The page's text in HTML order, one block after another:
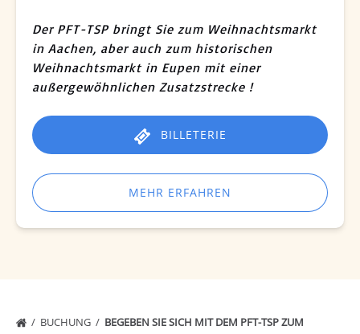
Der PFT-TSP bringt Sie zum Weihnachtsmarkt
in Aachen, aber auch zum historischen
Weihnachtsmarkt in Eupen mit einer
außergewöhnlichen Zusatzstrecke !
BILLETERIE
MEHR ERFAHREN
BUCHUNG
BEGEBEN SIE SICH MIT DEM PFT-TSP ZUM